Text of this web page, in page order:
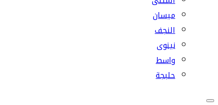
ميسان
النجف
نينوى
واسط
حلبجة